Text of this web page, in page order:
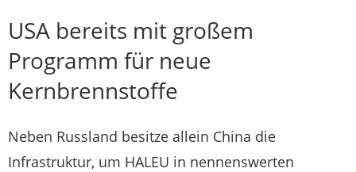
USA bereits mit großem
Programm für neue
Kernbrennstoffe
Neben Russland besitze allein China die
Infrastruktur, um HALEU in nennenswerten